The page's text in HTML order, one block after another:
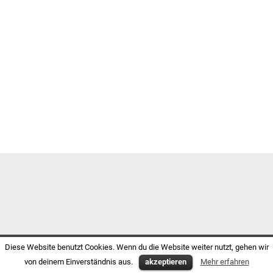
Diese Website benutzt Cookies. Wenn du die Website weiter nutzt, gehen wir
von deinem Einverständnis aus.
akzeptieren Mehr erfahren